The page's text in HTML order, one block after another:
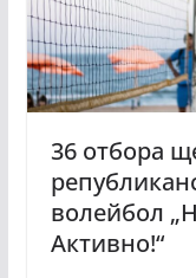
36 отбора
волейбол
Активно!“